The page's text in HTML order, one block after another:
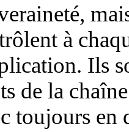
à
Ils
de la
toujours en